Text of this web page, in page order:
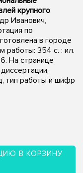
крупного
Иванович,
по
в городе
работы: 354 с. : ил.
На странице
тип работы и шифр
В КОРЗИНУ